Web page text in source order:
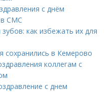
с днём
в СМС
как избежать их для
сохранились в Кемерово
коллегам с
с днем